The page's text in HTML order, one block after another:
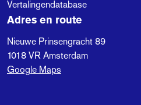
Vertalingendatabase
Adres en route
Nieuwe Prinsengracht 89
1018 VRAmsterdam
Google Maps